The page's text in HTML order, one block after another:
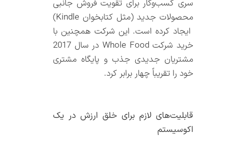
سری کسب‌و‌کار برای تقویت فروش جانبی
محصولات جدید (مثل کتابخوان Kindle)
ایجاد کرده است. این شرکت همچنین با
خرید شرکت Whole Food در سال 2017
مشتریان جدیدی جذب و پایگاه مشتری
خود را تقریباً چهار برابر کرد.
قابلیت‌های لازم برای خلق ارزش در یک
اکوسیستم